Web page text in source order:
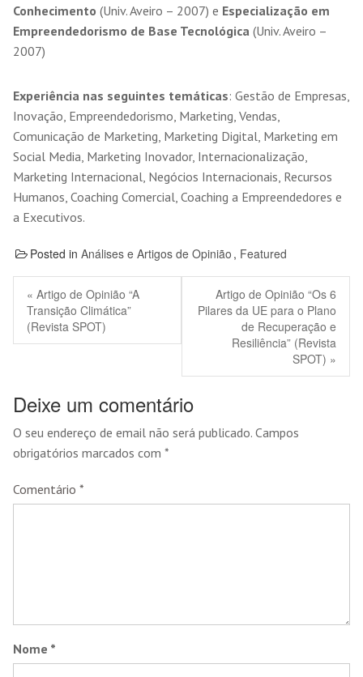
Conhecimento (Univ. Aveiro – 2007) e Especialização em
Empreendedorismo de Base Tecnológica (Univ. Aveiro –
2007)
Experiência nas seguintes temáticas: Gestão de Empresas,
Inovação, Empreendedorismo, Marketing, Vendas,
Comunicação de Marketing, Marketing Digital, Marketing em
Social Media, Marketing Inovador, Internacionalização,
Marketing Internacional, Negócios Internacionais, Recursos
Humanos, Coaching Comercial, Coaching a Empreendedores e
a Executivos.
Posted in Análises e Artigos de Opinião , Featured
« Artigo de Opinião “A
Transição Climática”
(Revista SPOT)
Artigo de Opinião “Os 6
Pilares da UE para o Plano
de Recuperação e
Resiliência” (Revista
SPOT) »
Deixe um comentário
O seu endereço de email não será publicado. Campos
obrigatórios marcados com *
Comentário *
Nome *